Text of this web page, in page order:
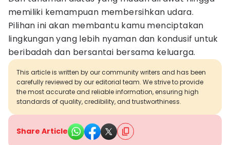
memiliki kemampuan membersihkan udara.
Pilihan ini akan membantu kamu menciptakan
lingkungan yang lebih nyaman dan kondusif untuk
beribadah dan bersantai bersama keluarga.
This article is written by our community writers and has been
carefully reviewed by our editorial team. We strive to provide
the most accurate and reliable information, ensuring high
standards of quality, credibility, and trustworthiness.
Share Article